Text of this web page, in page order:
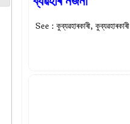
See : কুব্যৱহাৰকাৰী, কুব্যৱহাৰকাৰী